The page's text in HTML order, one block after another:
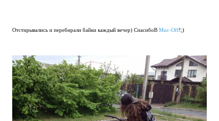
Отстирывались и перебирали байки каждый вечер) СпасибоВ Muc-Off!;)